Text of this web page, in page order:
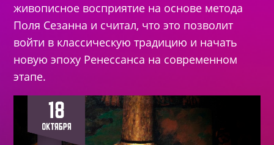
живописное восприятие на основе метода
Поля Сезанна и считал, что это позволит
войти в классическую традицию и начать
новую эпоху Ренессанса на современном
этапе.